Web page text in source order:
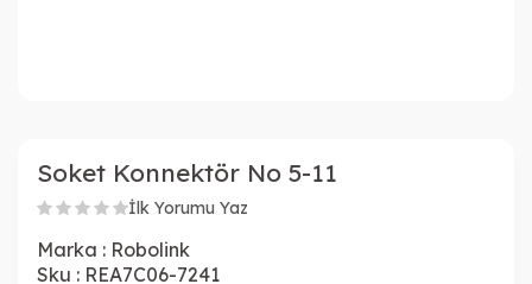
Soket Konnektör No 5-11
İlk Yorumu Yaz
Marka : Robolink
Sku : REA7C06-7241